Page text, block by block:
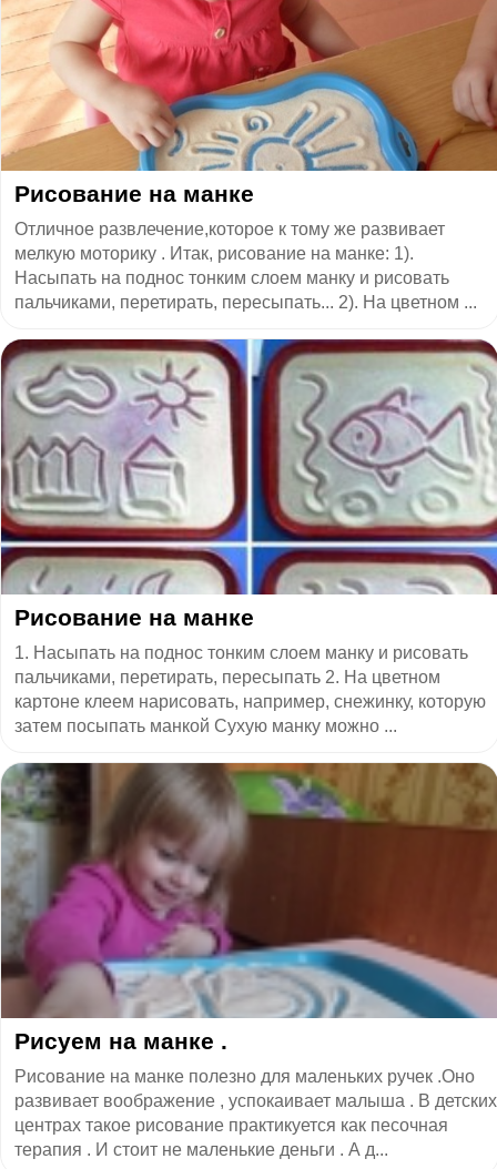
Рисование на манке
Отличное развлечение,которое к тому же развивает
мелкую моторику . Итак, рисование на манке: 1).
Насыпать на поднос тонким слоем манку и рисовать
пальчиками, перетирать, пересыпать... 2). На цветном ...
Рисование на манке
1. Насыпать на поднос тонким слоем манку и рисовать
пальчиками, перетирать, пересыпать 2. На цветном
картоне клеем нарисовать, например, снежинку, которую
затем посыпать манкой Сухую манку можно ...
Рисуем на манке .
Рисование на манке полезно для маленьких ручек .Оно
развивает воображение , успокаивает малыша . В детских
центрах такое рисование практикуется как песочная
терапия . И стоит не маленькие деньги . А д...